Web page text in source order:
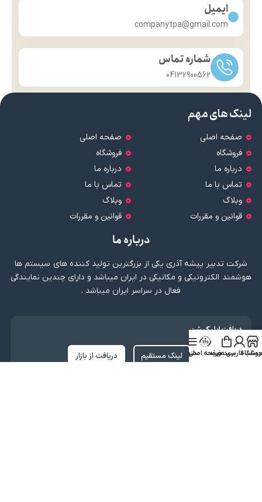
ایمیل
companytpa@gmail.com
شماره تماس
04132900562
لینک های مهم
صفحه اصلی
فروشگاه
درباره ما
تماس با ما
وبلاگ
قوانین و مقررات
صفحه اصلی
فروشگاه
درباره ما
تماس با ما
وبلاگ
قوانین و مقررات
درباره ما
شرکت تدبیر پیشه آذری یکی از بزرگترین تولید کننده های سیستم ها
هوشمند الکترونیکی و مکانیکی در ایران میباشد و دارای چندین نمایندگی
فعال در سراسر ایران میباشد .
دریافت اپلیکیشن
لینک مستقیم دریافت از بازار حساب کاربری من
سبد خریدصفحه اصلی
منو